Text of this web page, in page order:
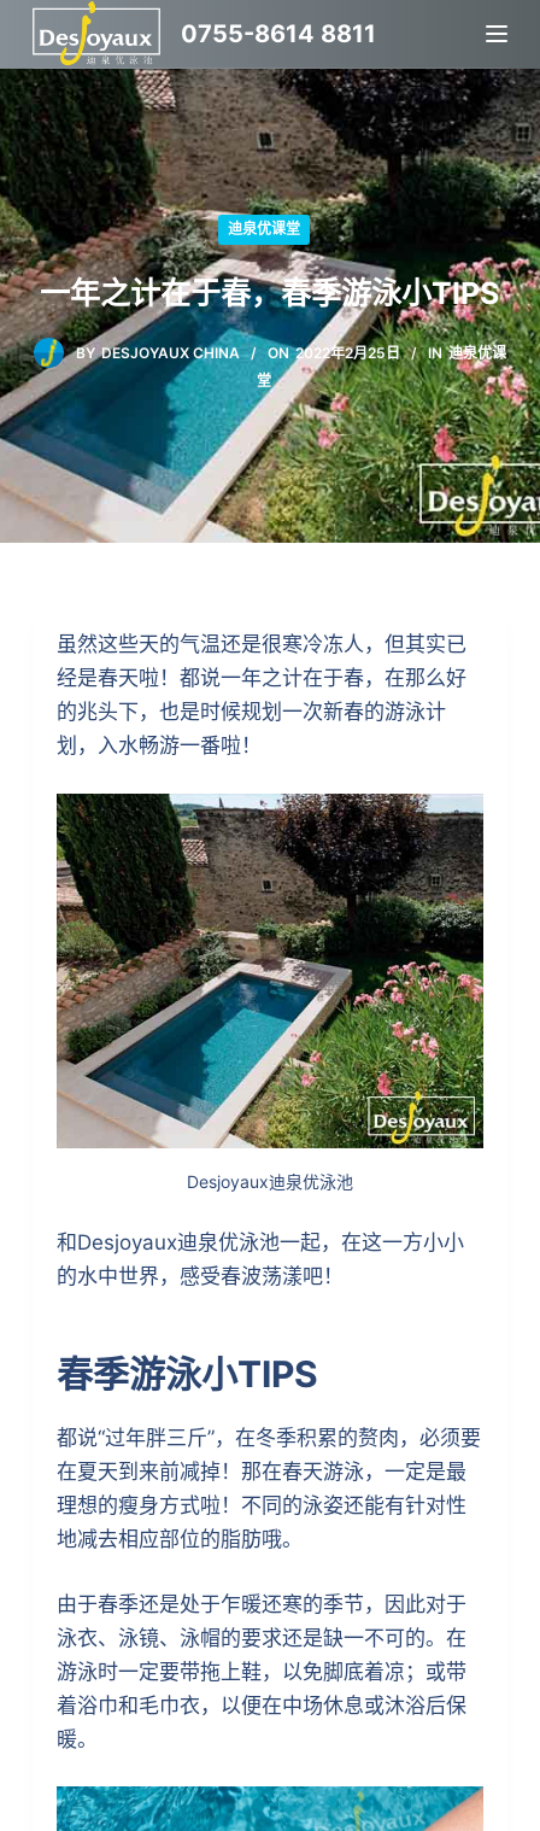
跳
过
内
容
0755-8614 8811
迪泉优课堂
一年之计在于春，春季游泳小TIPS
BY DESJOYAUX CHINA ON 2022年2月25日 IN 迪泉优课
堂
虽然这些天的气温还是很寒冷冻人，但其实已
经是春天啦！都说一年之计在于春，在那么好
的兆头下，也是时候规划一次新春的游泳计
划，入水畅游一番啦！
Desjoyaux迪泉优泳池
和Desjoyaux迪泉优泳池一起，在这一方小小
的水中世界，感受春波荡漾吧！
春季游泳小TIPS
都说“过年胖三斤”，在冬季积累的赘肉，必须要
在夏天到来前减掉！那在春天游泳，一定是最
理想的瘦身方式啦！不同的泳姿还能有针对性
地减去相应部位的脂肪哦。
由于春季还是处于乍暖还寒的季节，因此对于
泳衣、泳镜、泳帽的要求还是缺一不可的。在
游泳时一定要带拖上鞋，以免脚底着凉；或带
着浴巾和毛巾衣，以便在中场休息或沐浴后保
暖。